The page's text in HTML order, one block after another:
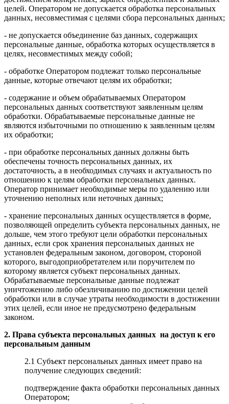
целей. Оператором не допускается обработка персональных
данных, несовместимая с целями сбора персональных данных;
- не допускается объединение баз данных, содержащих
персональные данные, обработка которых осуществляется в
целях, несовместимых между собой;
- обработке Оператором подлежат только персональные
данные, которые отвечают целям их обработки;
- содержание и объем обрабатываемых Оператором
персональных данных соответствуют заявленным целям
обработки. Обрабатываемые персональные данные не
являются избыточными по отношению к заявленным целям
их обработки;
- при обработке персональных данных должны быть
обеспечены точность персональных данных, их
достаточность, а в необходимых случаях и актуальность по
отношению к целям обработки персональных данных.
Оператор принимает необходимые меры по удалению или
уточнению неполных или неточных данных;
- хранение персональных данных осуществляется в форме,
позволяющей определить субъекта персональных данных, не
дольше, чем этого требуют цели обработки персональных
данных, если срок хранения персональных данных не
установлен федеральным законом, договором, стороной
которого, выгодоприобретателем или поручителем по
которому является субъект персональных данных.
Обрабатываемые персональные данные подлежат
уничтожению либо обезличиванию по достижении целей
обработки или в случае утраты необходимости в достижении
этих целей, если иное не предусмотрено федеральным
законом.
2. Права субъекта персональных данных на доступ к его
персональным данным
2.1 Субъект персональных данных имеет право на
получение следующих сведений:
подтверждение факта обработки персональных данных
Оператором;